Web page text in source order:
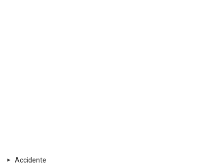
Accidente